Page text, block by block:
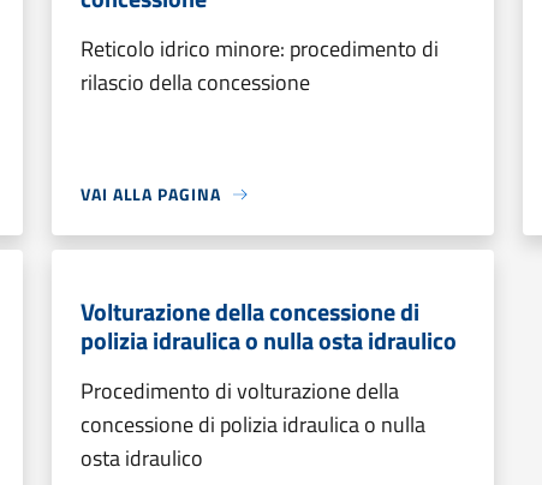
Reticolo idrico minore: procedimento di
rilascio della concessione
VAI ALLA PAGINA
Volturazione della concessione di
polizia idraulica o nulla osta idraulico
Procedimento di volturazione della
concessione di polizia idraulica o nulla
osta idraulico